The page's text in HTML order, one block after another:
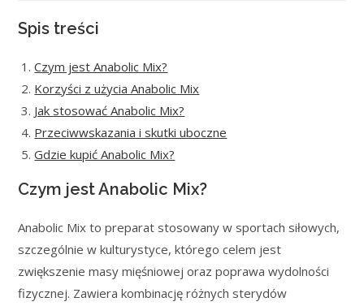
Spis treści
Czym jest Anabolic Mix?
Korzyści z użycia Anabolic Mix
Jak stosować Anabolic Mix?
Przeciwwskazania i skutki uboczne
Gdzie kupić Anabolic Mix?
Czym jest Anabolic Mix?
Anabolic Mix to preparat stosowany w sportach siłowych,
szczególnie w kulturystyce, którego celem jest
zwiększenie masy mięśniowej oraz poprawa wydolności
fizycznej. Zawiera kombinację różnych sterydów